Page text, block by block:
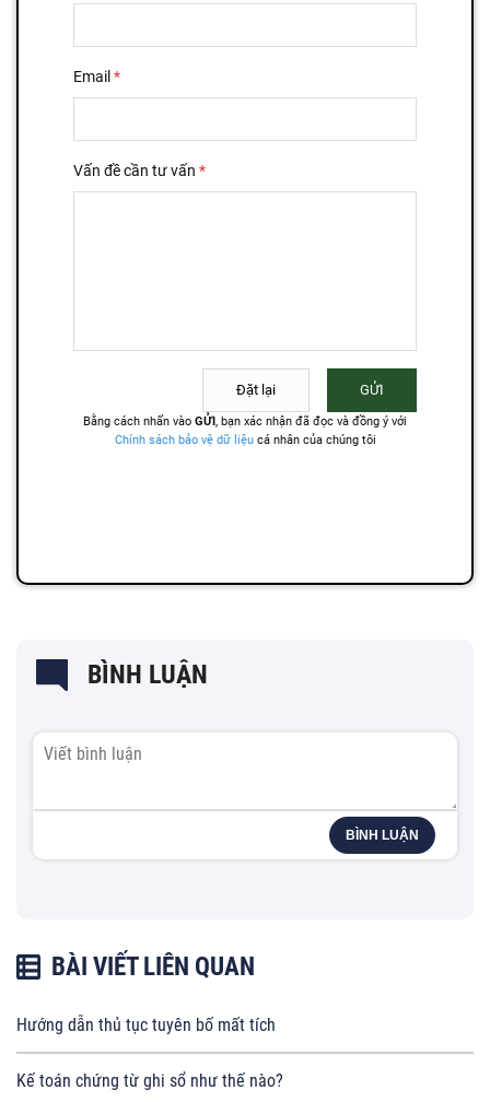
BÌNH LUẬN
BÌNH LUẬN
BÀI VIẾT LIÊN QUAN
Hướng dẫn thủ tục tuyên bố mất tích
Kế toán chứng từ ghi sổ như thế nào?